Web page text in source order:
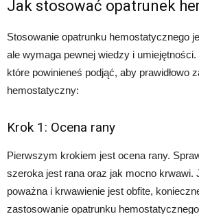
Jak stosować opatrunek
Stosowanie opatrunku hemostatycznego
ale wymaga pewnej wiedzy i
które powinieneś podjąć, aby prawidłowo
hemostatyczny:
Krok 1: Ocena rany
Pierwszym krokiem jest ocena rany.
szeroka jest rana oraz jak mocno krwawi.
poważna i krwawienie jest obfite,
zastosowanie opatrunku